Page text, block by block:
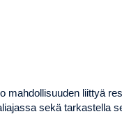
mahdollisuuden liittyä
sekä tarkastella